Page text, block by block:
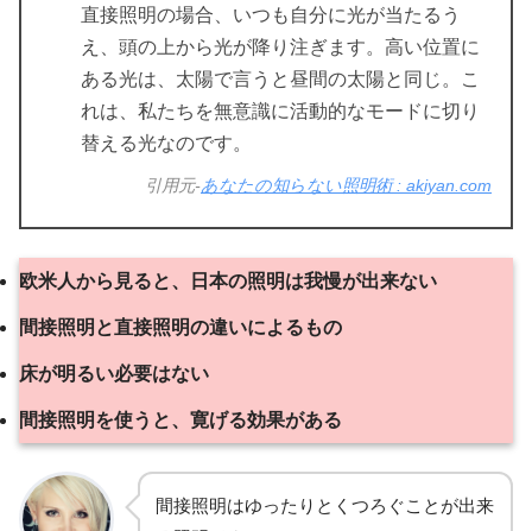
直接照明の場合、いつも自分に光が当たるう
え、頭の上から光が降り注ぎます。高い位置に
ある光は、太陽で言うと昼間の太陽と同じ。こ
れは、私たちを無意識に活動的なモードに切り
替える光なのです。
引用元-あなたの知らない照明術 : akiyan.com
欧米人から見ると、日本の照明は我慢が出来ない
間接照明と直接照明の違いによるもの
床が明るい必要はない
間接照明を使うと、寛げる効果がある
間接照明はゆったりとくつろぐことが出来